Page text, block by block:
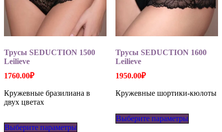
Трусы SEDUCTION 1500
Leilieve
1760.00₽
Кружевные бразилиана в
двух цветах
Выберите параметры
Трусы SEDUCTION 1600
Leilieve
1950.00₽
Кружевные шортики-кюлоты
Выберите параметры